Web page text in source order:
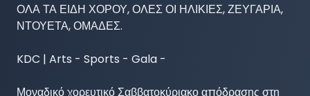
ΟΛΑ ΤΑ ΕΙΔΗ ΧΟΡΟΥ, ΟΛΕΣ ΟΙ ΗΛΙΚΙΕΣ, ΖΕΥΓΑΡΙΑ,
ΝΤΟΥΕΤΑ, ΟΜΑΔΕΣ.
KDC | Arts - Sports - Gala -
Μοναδικό χορευτικό Σαββατοκύριακο απόδρασης στη